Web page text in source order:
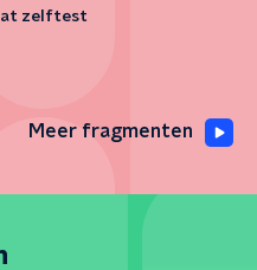
zelftest
Meer fragmenten